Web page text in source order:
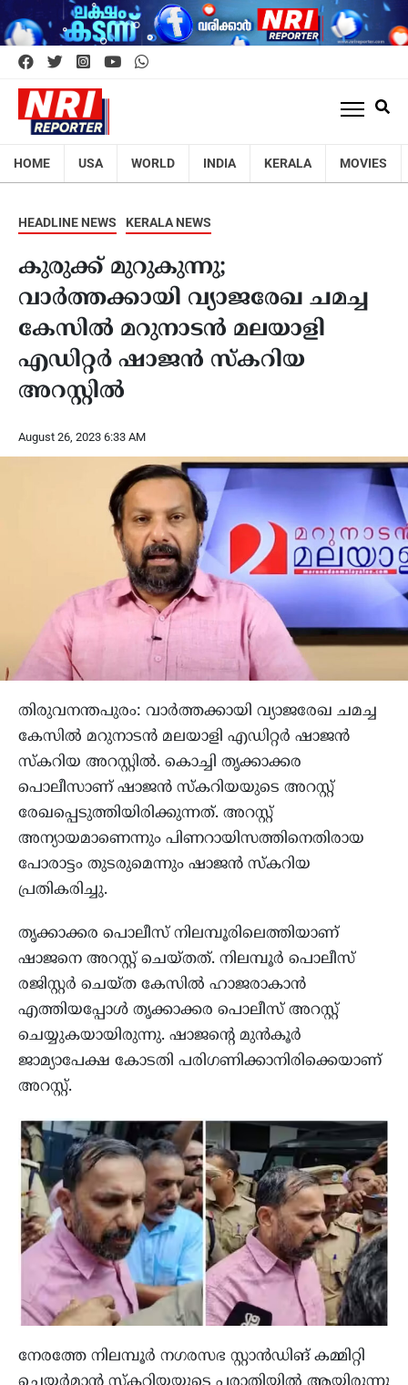
HOME USA WORLD INDIA KERALA MOVIES
HEADLINE NEWS KERALA NEWS
കുരുക്ക് മുറുകുന്നു;
വാർത്തക്കായി വ്യാജരേഖ ചമച്ച
കേസിൽ മറുനാടൻ മലയാളി
എഡിറ്റർ ഷാജൻ സ്കറിയ
അറസ്റ്റിൽ
August 26, 2023 6:33 AM
തിരുവനന്തപുരം: വാർത്തക്കായി വ്യാജരേഖ ചമച്ച
കേസിൽ മറുനാടൻ മലയാളി എഡിറ്റർ ഷാജൻ
സ്കറിയ അറസ്റ്റിൽ. കൊച്ചി തൃക്കാക്കര
പൊലീസാണ് ഷാജൻ സ്കറിയയുടെ അറസ്റ്റ്
രേഖപ്പെടുത്തിയിരിക്കുന്നത്. അറസ്റ്റ്
അന്യായമാണെന്നും പിണറായിസത്തിനെതിരായ
പോരാട്ടം തുടരുമെന്നും ഷാജൻ സ്കറിയ
പ്രതികരിച്ചു.
തൃക്കാക്കര പൊലീസ് നിലമ്പൂരിലെത്തിയാണ്
ഷാജനെ അറസ്റ്റ് ചെയ്തത്. നിലമ്പൂർ പൊലീസ്
രജിസ്റ്റർ ചെയ്ത കേസിൽ ഹാജരാകാൻ
എത്തിയപ്പോൾ തൃക്കാക്കര പൊലീസ് അറസ്റ്റ്
ചെയ്യുകയായിരുന്നു. ഷാജന്റെ മുൻകൂർ
ജാമ്യാപേക്ഷ കോടതി പരിഗണിക്കാനിരിക്കെയാണ്
അറസ്റ്റ്.
നേരത്തേ നിലമ്പൂർ നഗരസഭ സ്റ്റാൻഡിങ് കമ്മിറ്റി